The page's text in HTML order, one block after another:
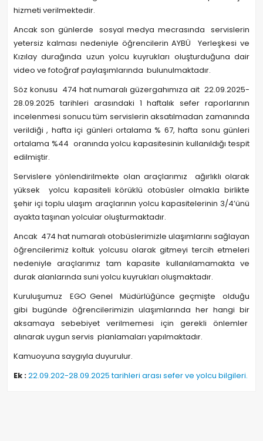
hizmeti verilmektedir.
Ancak son günlerde sosyal medya mecrasında servislerin
yetersiz kalması nedeniyle öğrencilerin AYBÜ Yerleşkesi ve
Kızılay durağında uzun yolcu kuyrukları oluşturduğuna dair
video ve fotoğraf paylaşımlarında bulunulmaktadır.
Söz konusu 474 hat numaralı güzergahımıza ait 22.09.2025-
28.09.2025 tarihleri arasındaki 1 haftalık sefer raporlarının
incelenmesi sonucu tüm servislerin aksatılmadan zamanında
verildiği , hafta içi günleri ortalama % 67, hafta sonu günleri
ortalama %44 oranında yolcu kapasitesinin kullanıldığı tespit
edilmiştir.
Servislere yönlendirilmekte olan araçlarımız ağırlıklı olarak
yüksek yolcu kapasiteli körüklü otobüsler olmakla birlikte
şehir içi toplu ulaşım araçlarının yolcu kapasitelerinin 3/4’ünü
ayakta taşınan yolcular oluşturmaktadır.
Ancak 474 hat numaralı otobüslerimizle ulaşımlarını sağlayan
öğrencilerimiz koltuk yolcusu olarak gitmeyi tercih etmeleri
nedeniyle araçlarımız tam kapasite kullanılamamakta ve
durak alanlarında suni yolcu kuyrukları oluşmaktadır.
Kuruluşumuz EGO Genel Müdürlüğünce geçmişte olduğu
gibi bugünde öğrencilerimizin ulaşımlarında her hangi bir
aksamaya sebebiyet verilmemesi için gerekli önlemler
alınarak uygun servis planlamaları yapılmaktadır.
Kamuoyuna saygıyla duyurulur.
Ek :22.09.202-28.09.2025 tarihleri arası sefer ve yolcu bilgileri.